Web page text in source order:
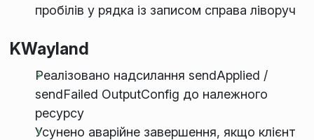
пробілів у рядка із записом справа ліворуч
KWayland
Реалізовано надсилання sendApplied /
sendFailed OutputConfig до належного
ресурсу
Усунено аварійне завершення, якщо клієнт